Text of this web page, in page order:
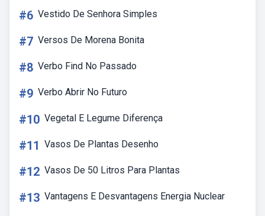
#6 Vestido De Senhora Simples
#7 Versos De Morena Bonita
#8 Verbo Find No Passado
#9 Verbo Abrir No Futuro
#10 Vegetal E Legume Diferença
#11 Vasos De Plantas Desenho
#12 Vasos De 50 Litros Para Plantas
#13 Vantagens E Desvantagens Energia Nuclear